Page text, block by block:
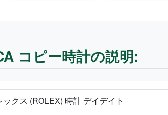
コピー時計の説明:
ックス (ROLEX) 時計 デイデイト